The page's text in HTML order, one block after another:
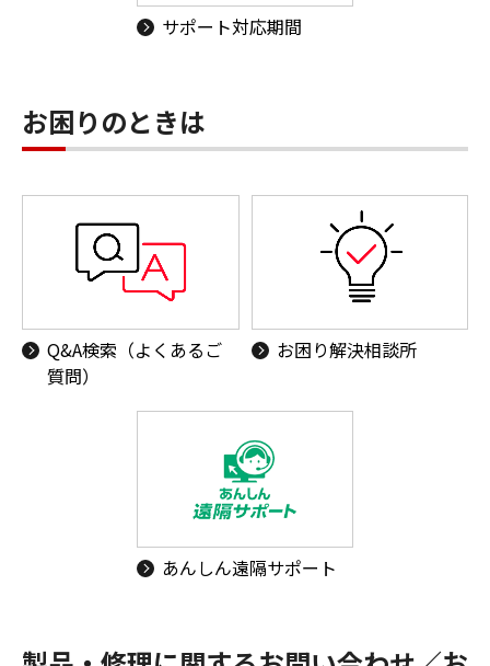
サポート対応期間
お困りのときは
Q&A検索（よくあるご
質問）
お困り解決相談所
あんしん遠隔サポート